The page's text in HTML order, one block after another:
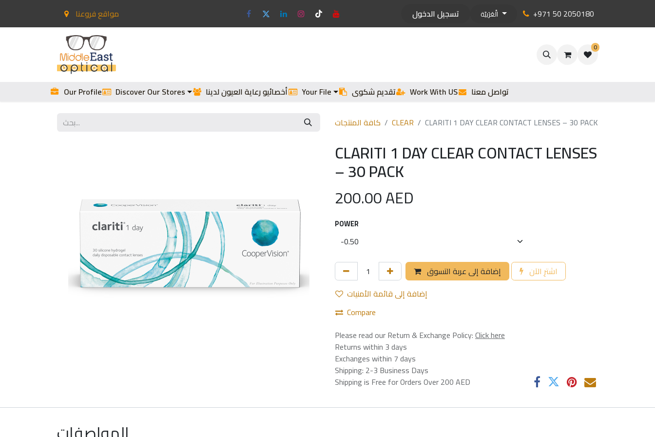
مواقع فروعنا تسجيل الدخول الْعَرَبيّة +971 50 2050180
0
Our Profile Discover Our Stores أخصائيو رعاية العيون لدينا Your File تقديم شكوى Work With US تواصل معنا
كافة المنتجات CLEAR CLARITI 1 DAY CLEAR CONTACT LENSES – 30 PACK
CLARITI 1 DAY CLEAR CONTACT LENSES
– 30 PACK
200.00AED
POWER
إضافة إلى عربة التسوق
اشترِ الآن
إضافة إلى قائمة الأمنيات
Compare
Please read our Return & Exchange Policy:Click here
Returns within 3 days
Exchanges within 7 days
Shipping: 2-3 Business Days
Shipping is Free for Orders Over 200 AED